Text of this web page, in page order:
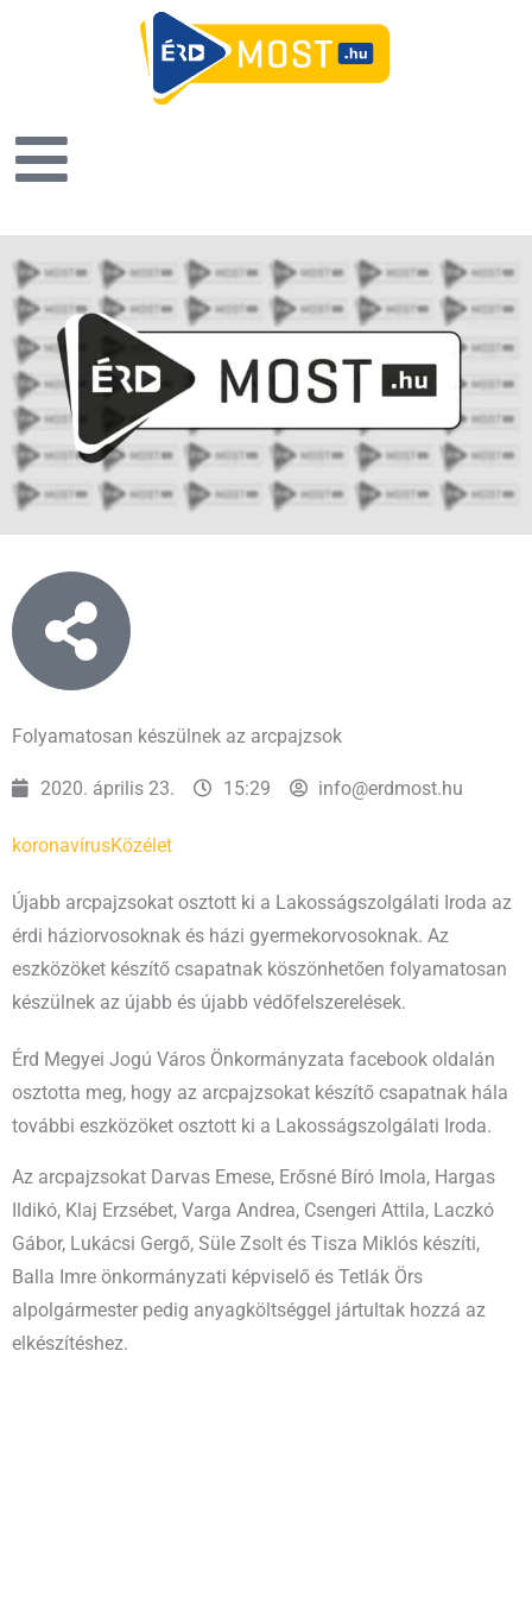
Folyamatosan készülnek az arcpajzsok
2020. április 23. 15:29 info@erdmost.hu
koronavírusKözélet
Újabb arcpajzsokat osztott ki a Lakosságszolgálati Iroda az
érdi háziorvosoknak és házi gyermekorvosoknak. Az
eszközöket készítő csapatnak köszönhetően folyamatosan
készülnek az újabb és újabb védőfelszerelések.
Érd Megyei Jogú Város Önkormányzata facebook oldalán
osztotta meg, hogy az arcpajzsokat készítő csapatnak hála
további eszközöket osztott ki a Lakosságszolgálati Iroda.
Az arcpajzsokat Darvas Emese, Erősné Bíró Imola, Hargas
Ildikó, Klaj Erzsébet, Varga Andrea, Csengeri Attila, Laczkó
Gábor, Lukácsi Gergő, Süle Zsolt és Tisza Miklós készíti,
Balla Imre önkormányzati képviselő és Tetlák Örs
alpolgármester pedig anyagköltséggel jártultak hozzá az
elkészítéshez.